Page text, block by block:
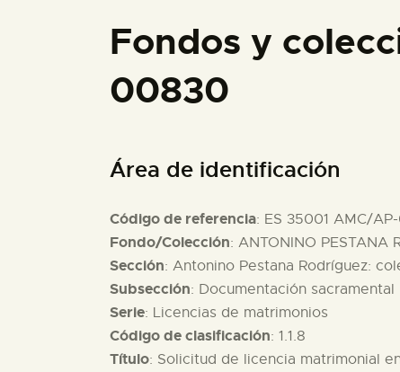
Fondos y
00830
Área de identificación
Código de referencia: ES 35001 AMC/
Fondo/Colección: ANTONINO PESTANA
Sección: Antonino Pestana Rodríguez:
Subsección: Documentación sacramental
Serie: Licencias de matrimonios
Código de clasificación: 1.1.8
Título: Solicitud de licencia matrimonial